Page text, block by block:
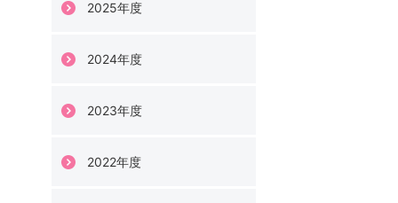
2025年度
2024年度
2023年度
2022年度